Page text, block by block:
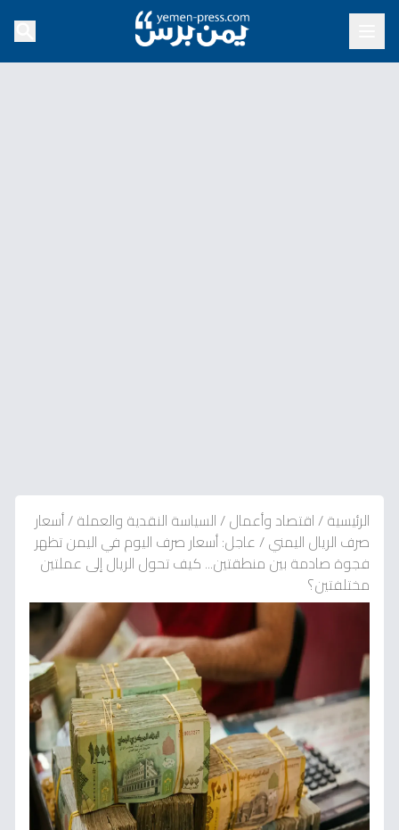
الرئيسية/اقتصاد وأعمال/السياسة النقدية والعملة/أسعار
صرف الريال اليمني/عاجل: أسعار صرف اليوم في اليمن تظهر
فجوة صادمة بين منطقتين... كيف تحول الريال إلى عملتين
مختلفتين؟